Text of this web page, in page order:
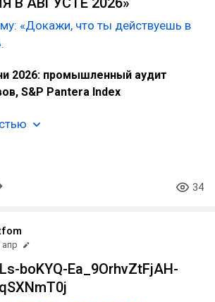
«Докажи, что ты действуешь в
2026: промышленный аудит
S&P Pantera Index
34
апр
boKYQ-Ea_9OrhvZtFjAH-